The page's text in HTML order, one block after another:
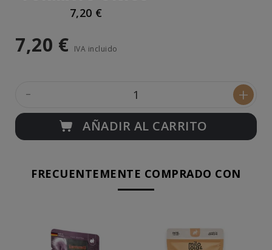
7,20 €
7,20 € IVA incluido
- +
AÑADIR AL CARRITO
FRECUENTEMENTE COMPRADO CON